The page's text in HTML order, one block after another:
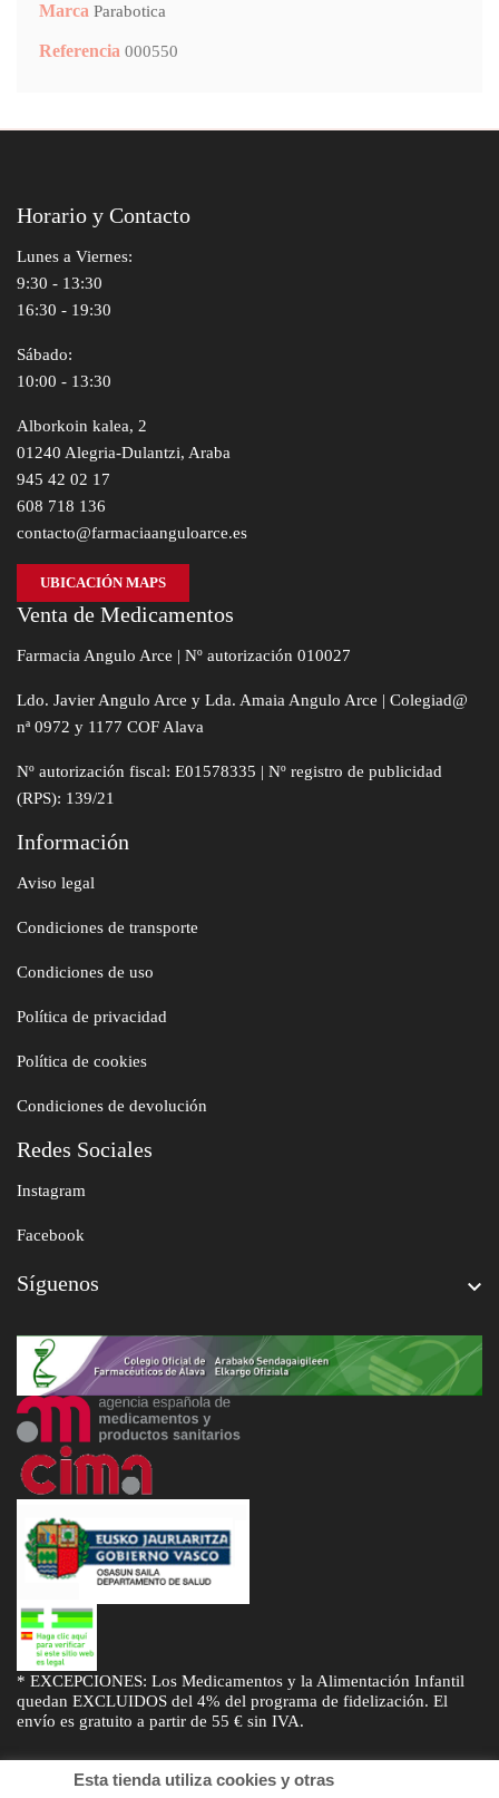
Marca Parabotica
Referencia 000550
Horario y Contacto
Lunes a Viernes:
9:30 - 13:30
16:30 - 19:30
Sábado:
10:00 - 13:30
Alborkoin kalea, 2
01240 Alegria-Dulantzi, Araba
945 42 02 17
608 718 136
contacto@farmaciaanguloarce.es
UBICACIÓN MAPS
Venta de Medicamentos
Farmacia Angulo Arce | Nº autorización 010027
Ldo. Javier Angulo Arce y Lda. Amaia Angulo Arce | Colegiad@
nª 0972 y 1177 COF Alava
Nº autorización fiscal: E01578335 | Nº registro de publicidad
(RPS): 139/21
Información
Aviso legal
Condiciones de transporte
Condiciones de uso
Política de privacidad
Política de cookies
Condiciones de devolución
Redes Sociales
Instagram
Facebook
Síguenos 
* EXCEPCIONES: Los Medicamentos y la Alimentación Infantil
quedan EXCLUIDOS del 4% del programa de fidelización. El
envío es gratuito a partir de 55 € sin IVA.
Esta tienda utiliza cookies y otras